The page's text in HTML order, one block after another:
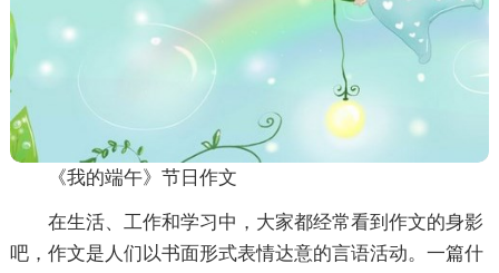
《我的端午》节日作文
在生活、工作和学习中，大家都经常看到作文的身影
吧，作文是人们以书面形式表情达意的言语活动。一篇什